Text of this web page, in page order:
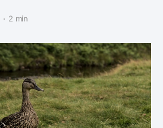
2 min